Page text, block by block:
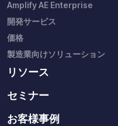
Amplify AE Enterprise
開発サービス
価格
製造業向けソリューション
リソース
セミナー
お客様事例